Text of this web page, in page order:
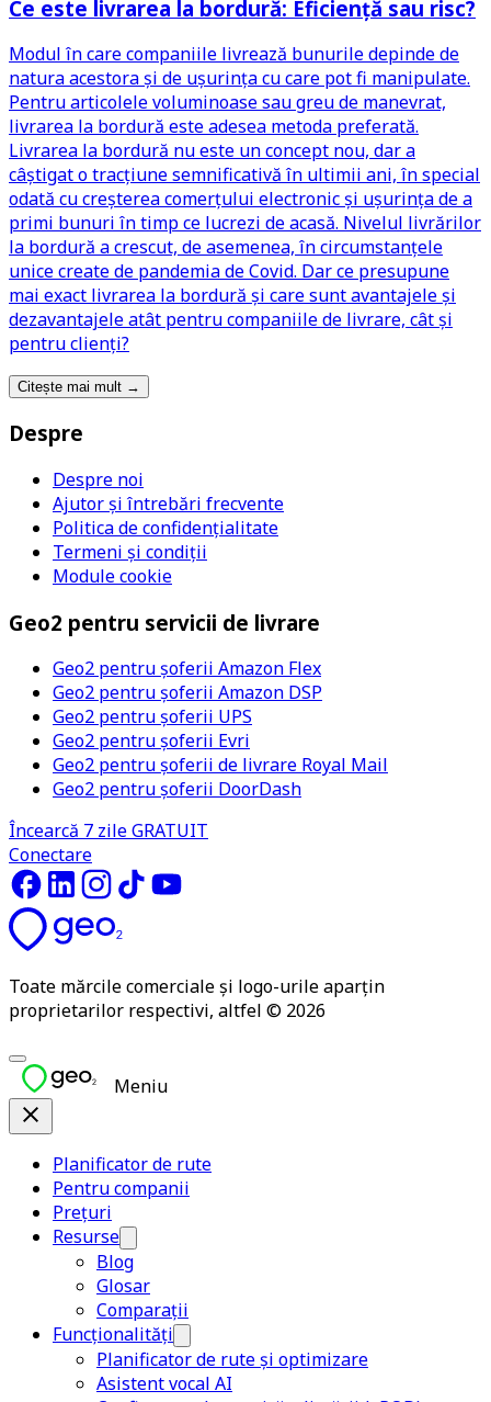
Ce este livrarea la bordură: Eficiență sau risc?
Modul în care companiile livrează bunurile depinde de
natura acestora și de ușurința cu care pot fi manipulate.
Pentru articolele voluminoase sau greu de manevrat,
livrarea la bordură este adesea metoda preferată.
Livrarea la bordură nu este un concept nou, dar a
câștigat o tracțiune semnificativă în ultimii ani, în special
odată cu creșterea comerțului electronic și ușurința de a
primi bunuri în timp ce lucrezi de acasă. Nivelul livrărilor
la bordură a crescut, de asemenea, în circumstanțele
unice create de pandemia de Covid. Dar ce presupune
mai exact livrarea la bordură și care sunt avantajele și
dezavantajele atât pentru companiile de livrare, cât și
pentru clienți?
Citește mai mult →
Despre
Despre noi
Ajutor și întrebări frecvente
Politica de confidențialitate
Termeni și condiții
Module cookie
Geo2 pentru servicii de livrare
Geo2 pentru șoferii Amazon Flex
Geo2 pentru șoferii Amazon DSP
Geo2 pentru șoferii UPS
Geo2 pentru șoferii Evri
Geo2 pentru șoferii de livrare Royal Mail
Geo2 pentru șoferii DoorDash
Încearcă 7 zile GRATUIT
Conectare
Toate mărcile comerciale și logo-urile aparțin
proprietarilor respectivi, altfel © 2026
Meniu
Planificator de rute
Pentru companii
Prețuri
Resurse
Blog
Glosar
Comparații
Funcționalități
Planificator de rute și optimizare
Asistent vocal AI